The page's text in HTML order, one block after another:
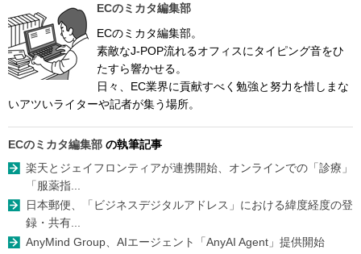
ECのミカタ編集部
ECのミカタ編集部。
素敵なJ-POP流れるオフィスにタイピング音をひ
たすら響かせる。
日々、EC業界に貢献すべく勉強と努力を惜しまな
いアツいライターや記者が集う場所。
ECのミカタ編集部 の執筆記事
楽天とジェイフロンティアが連携開始、オンラインでの「診療」
「服薬指...
日本郵便、「ビジネスデジタルアドレス」における緯度経度の登
録・共有...
AnyMind Group、AIエージェント「AnyAI Agent」提供開始